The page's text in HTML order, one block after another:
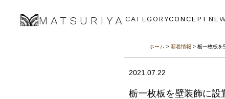
MATSURIYA CATEGORYCONCEPT
ホーム > 新着情報 > 栃一枚板を
2021.07.22
栃一枚板を壁装飾に設